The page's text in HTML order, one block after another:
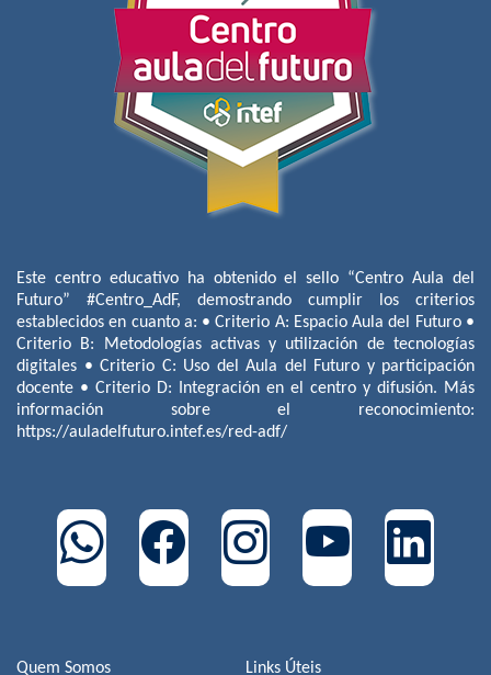
Quem Somos Links Úteis
Este centro educativo ha obtenido el sello “Centro Aula del
Futuro” #Centro_AdF, demostrando cumplir los criterios
establecidos en cuanto a: • Criterio A: Espacio Aula del Futuro •
Criterio B: Metodologías activas y utilización de tecnologías
digitales • Criterio C: Uso del Aula del Futuro y participación
docente • Criterio D: Integración en el centro y difusión. Más
información sobre el reconocimiento:
https://auladelfuturo.intef.es/red-adf/